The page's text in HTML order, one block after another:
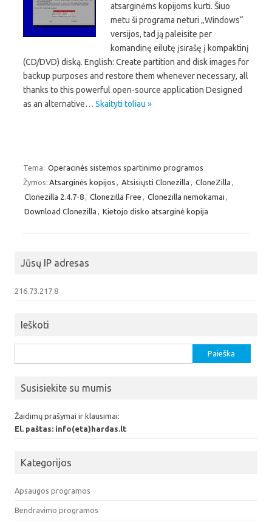
atsarginėms kopijoms kurti. Šiuo
metu ši programa neturi „Windows“
versijos, tad ją paleisite per
komandinę eilutę įsirašę į kompaktinį
(CD/DVD) diską. English: Create partition and disk images for
backup purposes and restore them whenever necessary, all
thanks to this powerful open-source application Designed
as an alternative… Skaityti toliau »
Tema: Operacinės sistemos spartinimo programos
Žymos: Atsarginės kopijos Atsisiųsti Clonezilla CloneZilla
Clonezilla 2.4.7-8
Clonezilla Free Clonezilla nemokamai
Download Clonezilla
Kietojo disko atsarginė kopija
Jūsų IP adresas
216.73.217.8
Ieškoti
Susisiekite su mumis
Žaidimų prašymai ir klausimai:
El. paštas: info(eta)hardas.lt
Kategorijos
Apsaugos programos
Bendravimo programos